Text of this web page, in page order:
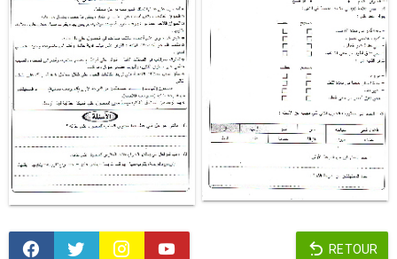
RETOUR